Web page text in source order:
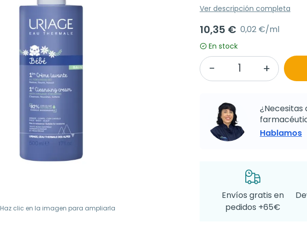
Haz clic en la imagen para ampliarla
Ver descripción completa
10,35 € 0,02 €/ml
En stock
¿Necesitas
Hablamos
Envíos gratis en
pedidos +65€